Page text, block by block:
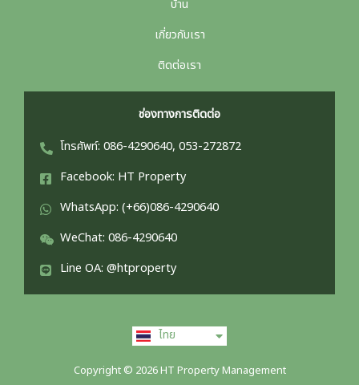
บ้าน
เกี่ยวกับเรา
ติดต่อเรา
ช่องทางการติดต่อ
โทรศัพท์: 086-4290640, 053-272872
Facebook: HT Property
WhatsApp: (+66)086-4290640
WeChat: 086-4290640
Line OA: @htproperty
ไทย
中文 (中国)
Copyright © 2026 HT Property Management